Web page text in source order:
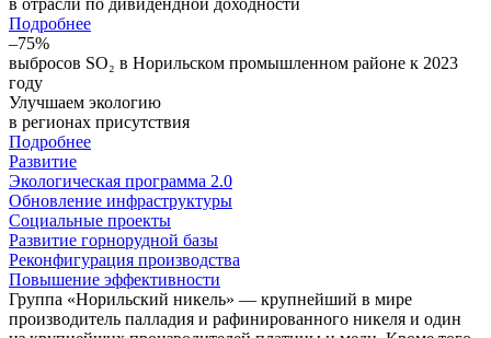
Подробнее
–75%
выбросов SO₂ в Норильском промышленном районе к 2023
году
Улучшаем экологию
в регионах присутствия
Подробнее
Развитие
Экологическая программа 2.0
Обновление инфраструктуры
Социальные проекты
Развитие горнорудной базы
Реконфигурация производства
Повышение эффективности
Группа «Норильский никель» — крупнейший в мире
производитель палладия и рафинированного никеля и один